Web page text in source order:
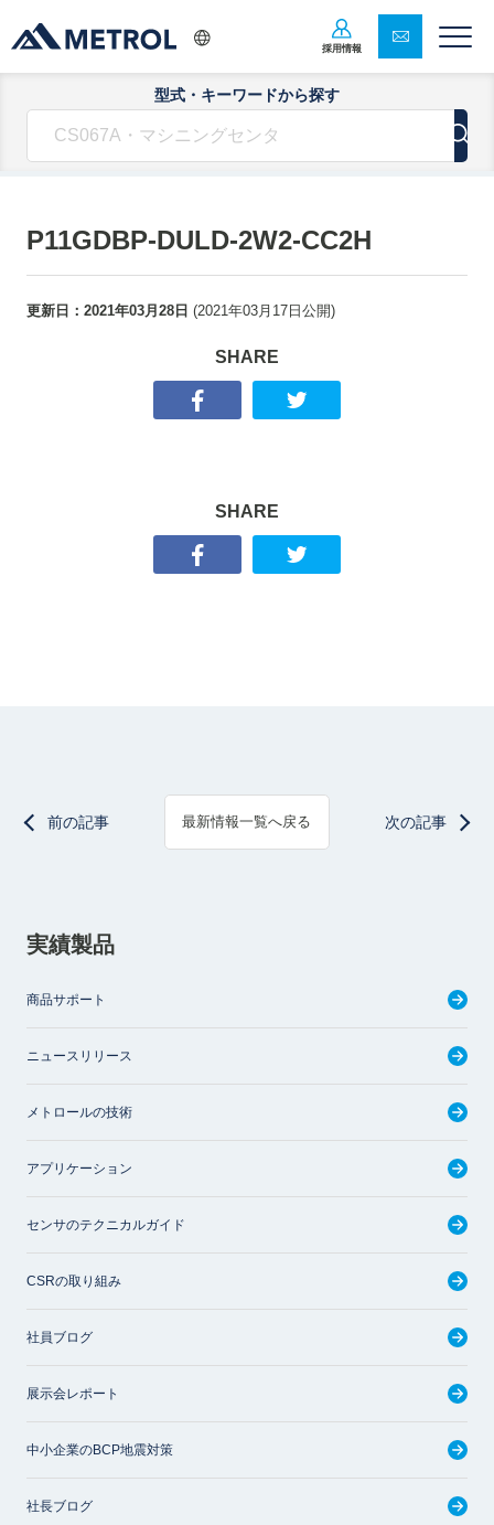
採用情報
型式・キーワードから探す
P11GDBP-DULD-2W2-CC2H
更新日： 2021年03月28日 (2021年03月17日 公開)
SHARE
SHARE
前の記事 最新情報一覧へ戻る 次の記事
実績製品
商品サポート
ニュースリリース
メトロールの技術
アプリケーション
センサのテクニカルガイド
CSRの取り組み
社員ブログ
展示会レポート
中小企業のBCP地震対策
社長ブログ